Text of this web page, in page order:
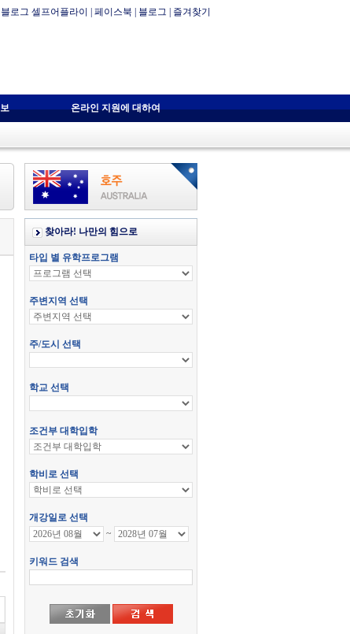
블로그 셀프어플라이 페이스북 블로그 즐겨찾기
온라인 지원에 대하여